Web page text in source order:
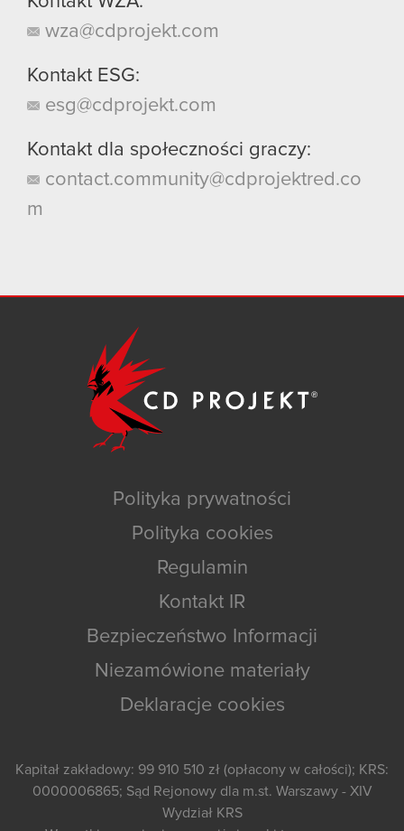
wza@cdprojekt.com
Kontakt ESG:
esg@cdprojekt.com
Kontakt dla społeczności graczy:
contact.community@cdprojektred.co
m
Polityka prywatności
Polityka cookies
Regulamin
Kontakt IR
Bezpieczeństwo Informacji
Niezamówione materiały
Deklaracje cookies
Kapitał zakładowy: 99 910 510 zł (opłacony w całości); KRS:
0000006865; Sąd Rejonowy dla m.st. Warszawy - XIV
Wydział KRS